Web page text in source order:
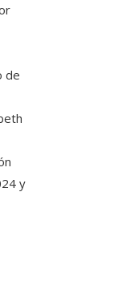
de
y